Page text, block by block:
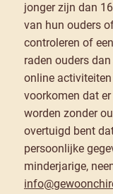
jonger zijn dan
van hun ouders
controleren of
raden ouders
online
voorkomen dat
worden zonder
overtuigd bent
persoonlijke
minderjarige,
info@